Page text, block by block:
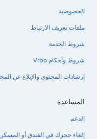
Hilton Hotels في شيفلاند
فنادق Red Roof Inn في هاي سبرينجس
فنادق قرب مطار غينزفيل
Marriott Hotels & Resorts في سمرفيلد
الخصوصية
ملفات تعريف الارتباط
شروط الخدمة
شروط وأحكام Vrbo
إرشادات المحتوى والإبلاغ عن
المساعدة
الدعم
إلغاء حجزك في الفندق أو